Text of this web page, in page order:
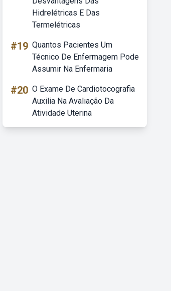
Hidrelétricas E Das
Termelétricas
#19 Quantos Pacientes Um
Técnico De Enfermagem Pode
Assumir Na Enfermaria
#20 O Exame De Cardiotocografia
Auxilia Na Avaliação Da
Atividade Uterina